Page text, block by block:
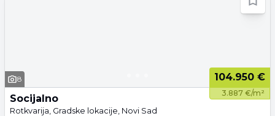
8 104.950 €
3.887 €/m²
Socijalno
Rotkvarija, Gradske lokacije, Novi Sad